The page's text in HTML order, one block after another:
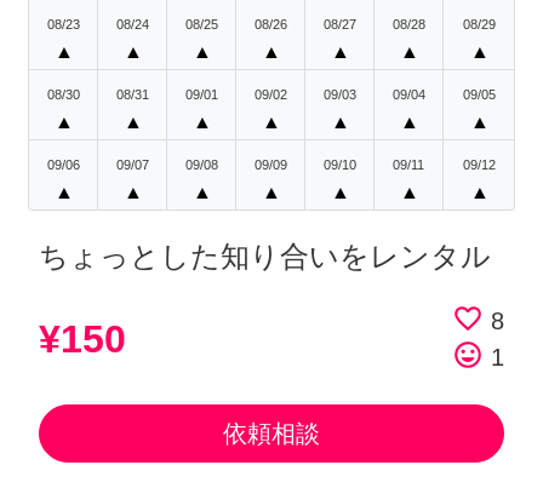
08/23
▲
08/24
▲
08/25
▲
08/26
▲
08/27
▲
08/28
▲
08/29
▲
08/30
▲
08/31
▲
09/01
▲
09/02
▲
09/03
▲
09/04
▲
09/05
▲
09/06
▲
09/07
▲
09/08
▲
09/09
▲
09/10
▲
09/11
▲
09/12
▲
ちょっとした知り合いをレンタル
¥150 favorite_border 8
tag_faces 1
依頼相談